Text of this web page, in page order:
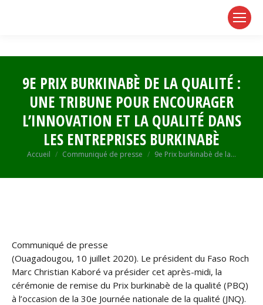
9E PRIX BURKINABÈ DE LA QUALITÉ :
UNE TRIBUNE POUR ENCOURAGER
L’INNOVATION ET LA QUALITÉ DANS
LES ENTREPRISES BURKINABÈ
Vous êtes ici :
Accueil Communiqué de presse 9e Prix burkinabè de la…
Communiqué de presse
(Ouagadougou, 10 juillet 2020). Le président du Faso Roch
Marc Christian Kaboré va présider cet après-midi, la
cérémonie de remise du Prix burkinabè de la qualité (PBQ)
à l’occasion de la 30e Journée nationale de la qualité (JNQ).